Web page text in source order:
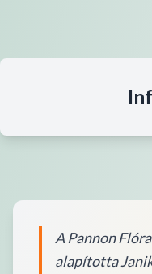
A Pannon
alapította